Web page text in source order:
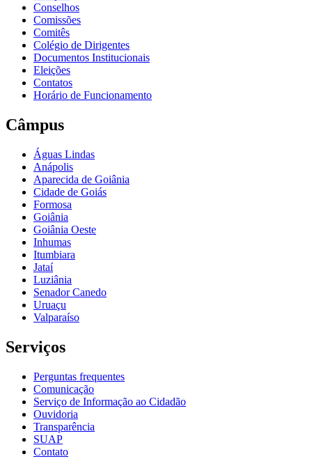
Conselhos
Comissões
Comitês
Colégio de Dirigentes
Documentos Institucionais
Eleições
Contatos
Horário de Funcionamento
Câmpus
Águas Lindas
Anápolis
Aparecida de Goiânia
Cidade de Goiás
Formosa
Goiânia
Goiânia Oeste
Inhumas
Itumbiara
Jataí
Luziânia
Senador Canedo
Uruaçu
Valparaíso
Serviços
Perguntas frequentes
Comunicação
Serviço de Informação ao Cidadão
Ouvidoria
Transparência
SUAP
Contato